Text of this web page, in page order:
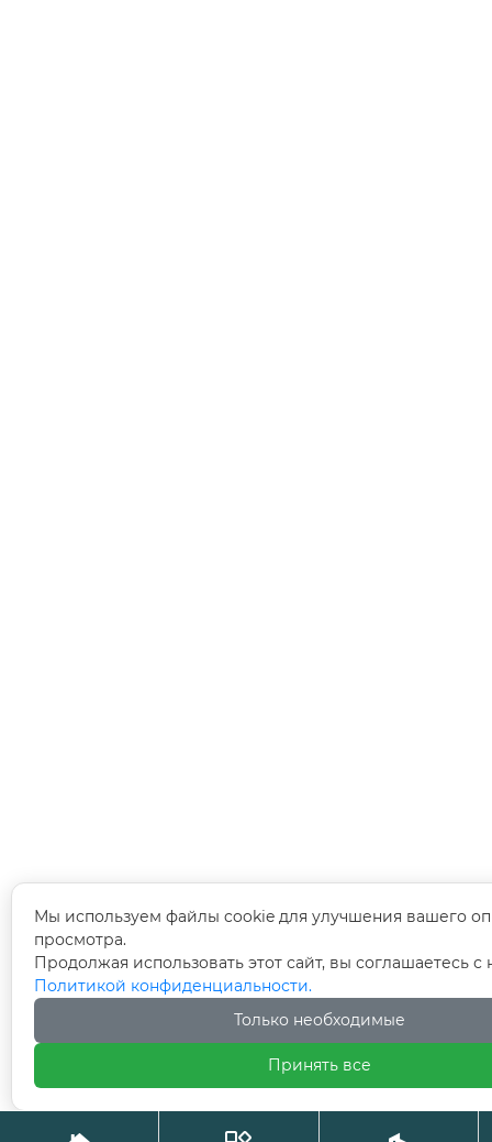
Мы используем файлы cookie для улучшения вашего
просмотра.
Продолжая использовать этот сайт, вы соглашаетесь
Политикой конфиденциальности.
Только необходимые
Принять все